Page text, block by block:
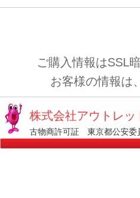
ご購入情報はSSL
お客様の情報は
株式会社アウトレッ
古物商許可証 東京都公安